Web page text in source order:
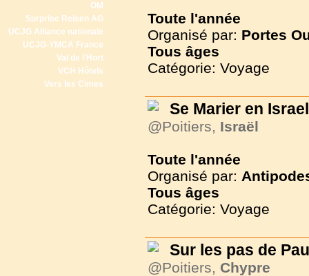
OM
Surprise Reisen AG
UCJG Alliance nationale
UCJG-YMCA France
Val de l'Hort
VCH Hôtels
Vers les Cimes
Toute l'année
Organisé par: Portes
Tous âges
Catégorie: Voyage
Se Marier en Israel
@Poitiers, Israël
Toute l'année
Organisé par:
Tous âges
Catégorie: Voyage
Sur les pas de
@Poitiers, Chypre